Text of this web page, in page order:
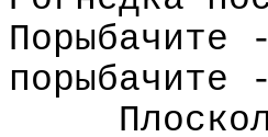
Порыбачите